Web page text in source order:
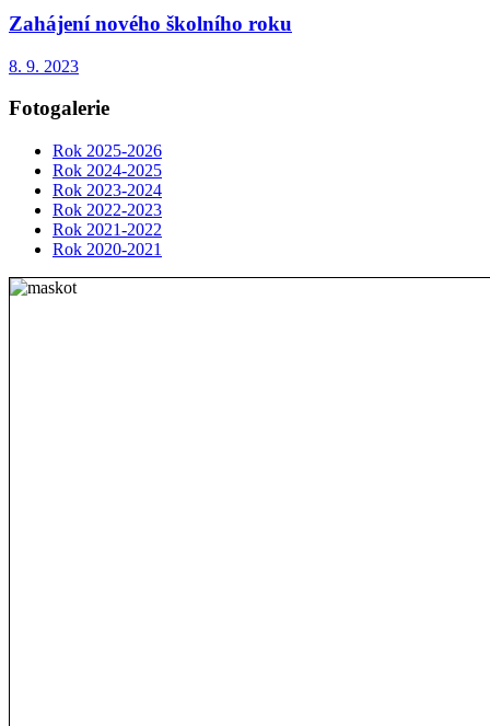
Zahájení nového školního roku
8. 9. 2023
Fotogalerie
Rok 2025-2026
Rok 2024-2025
Rok 2023-2024
Rok 2022-2023
Rok 2021-2022
Rok 2020-2021